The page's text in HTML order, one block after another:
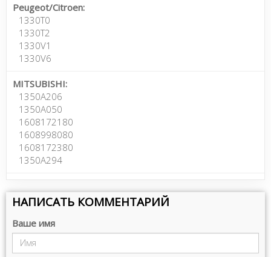
Peugeot/Citroen:
1330T0
1330T2
1330V1
1330V6
MITSUBISHI:
1350A206
1350A050
1608172180
1608998080
1608172380
1350A294
НАПИСАТЬ КОММЕНТАРИЙ
Ваше имя